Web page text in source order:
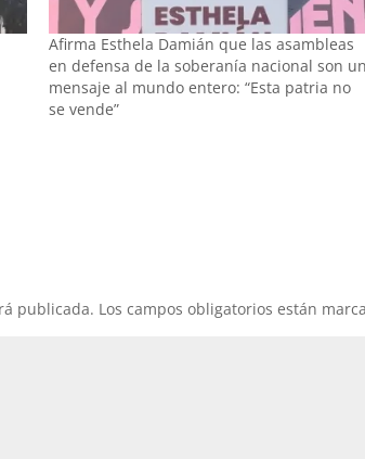
Afirma Esthela Damián que las asambleas
en defensa de la soberanía nacional son un
mensaje al mundo entero: “Esta patria no
se vende”
publicada. Los campos obligatorios están